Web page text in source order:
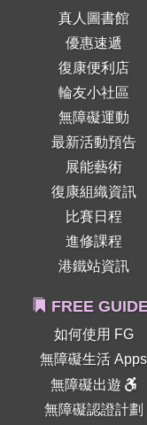
真人圖書館
優惠速遞
復康便利店
輪友小社區
無障礙運動
最新活動預告
展能藝術
復康組織資訊
比賽日程
進修課程
港鐵站資訊
FREE
如何使用 FG
無障礙生活 Apps
無障礙出遊
無障礙認證計劃